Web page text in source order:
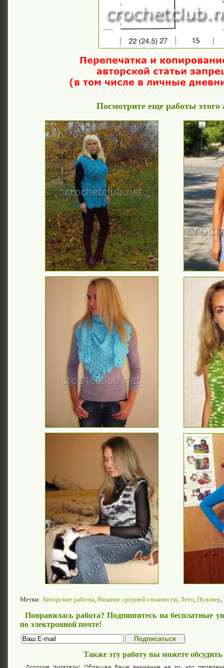
Посмотрите еще работы этого
Метки: Авторские работы, Вязание средней сложности, Лето, Пуловер,
Понравилась работа? Подпишитесь на бесплатные
по электронной почте!
Также эту работу вы можете